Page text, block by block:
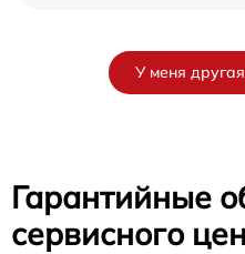
У меня
Гарантийные
сервисного